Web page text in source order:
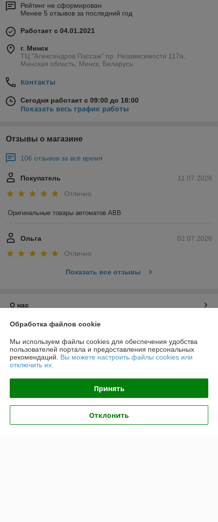
Рейтинг не сформирован
Менее 5 отзывов за последний год
Работает с 04.01.2021
г. Минск
ТЦ "Александров Пассаж" пр. Независимости 117а,
Минская область, Минск, Беларусь
Контакты
Сегодня работает с 09:00 до 18:00
Показать весь график работы
Отзывы о магазине
106 отзывов за всё время
11.07.2026
Покупатель
Отлично
Оригинальные товары автоматов ABB
02.07.2026
Ольга
Отлично
Показать все отзывы
О нас
Контакты
Доставка и оплата
Полная версия сайта
Политика обработки cookies
Обработка файлов cookie
Мы используем файлы cookies для обеспечения удобства
пользователей портала и предоставления персональных
рекомендаций. Вы можете настроить файлы cookies или
отключить их.
Принять
Отклонить